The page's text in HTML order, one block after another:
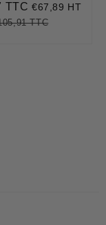
TTC€81,47
€67,89 HT
TTC€105,91